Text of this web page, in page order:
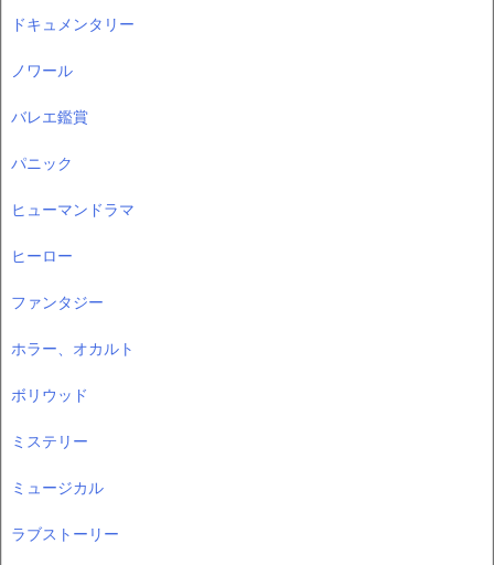
ドキュメンタリー
ノワール
バレエ鑑賞
パニック
ヒューマンドラマ
ヒーロー
ファンタジー
ホラー、オカルト
ボリウッド
ミステリー
ミュージカル
ラブストーリー